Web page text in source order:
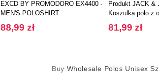
EXCD BY PROMODORO EX4400 -
MEN'S POLOSHIRT
88,99 zł
Produkt JACK &
Koszulka polo z
bawełny
81,99 zł
Buy Wholesale Polos Unisex